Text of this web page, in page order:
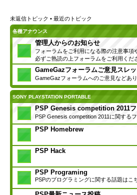
未返信トピック • 最近のトピック
各種アナウンス
管理人からのお知らせ
フォーラムをご利用になる際の注意事
必ずご熟読の上フォーラムをご利用くだ
GameGazフォーラムご意見スレ
GameGazフォーラムへのご意見などあ
SONY PLAYSTATION PORTABLE
PSP Genesis competition 2011フ
PSP Genesis competition 2011に関する
PSP Homebrew
PSP Hack
PSP Programing
PSPのプログラミングに関する話題はこ